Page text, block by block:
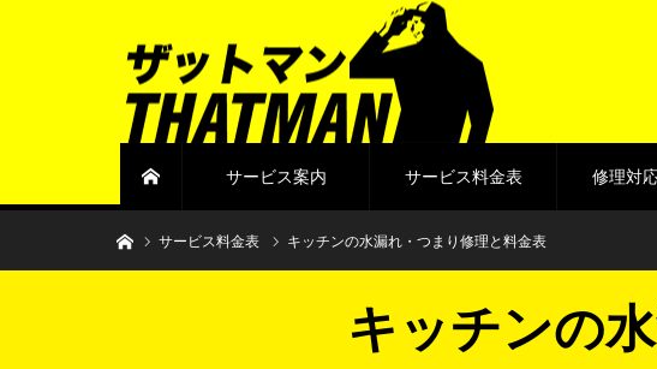
サービス案内 サービス料金表 修理対
水まわりトラブル解決のザットマン
サービス料金表 キッチンの水漏れ・つまり修理と料金表
キッチンの